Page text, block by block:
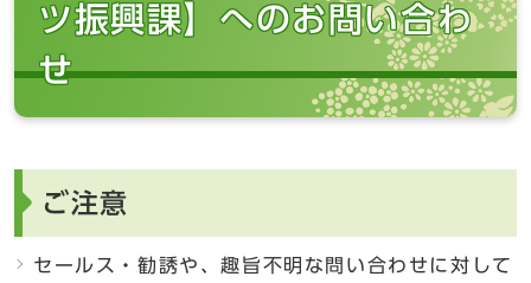
ツ振興課】へのお問い合わ
せ
ご注意
セールス・勧誘や、趣旨不明な問い合わせに対して